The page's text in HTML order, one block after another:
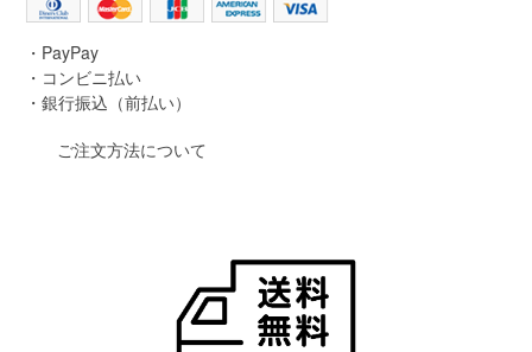
・PayPay
・コンビニ払い
・銀行振込（前払い）
ご注文方法について